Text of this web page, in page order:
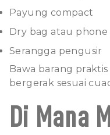
Payung compact
Dry bag atau
Serangga pengusir
Bawa barang
bergerak sesuai
Di Mana